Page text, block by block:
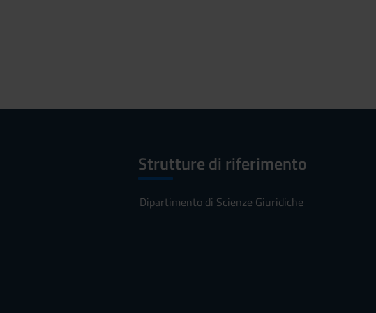
Strutture di riferimento
Dipartimento di Scienze Giuridiche